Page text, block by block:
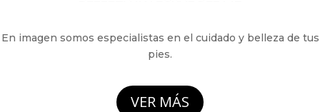
En imagen somos especialistas en el cuidado y belleza de tus
pies.
VER MÁS